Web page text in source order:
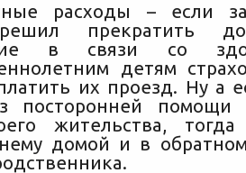
расходы – если
прекратить
в связи со
детям
их проезд. Ну а
посторонней помощи
жительства, тогда
домой и в